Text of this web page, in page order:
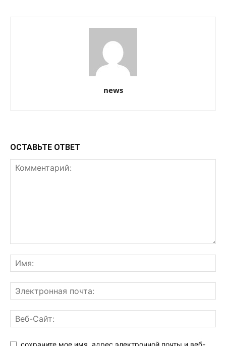
news
ОСТАВЬТЕ ОТВЕТ
сохраните мое имя, адрес электронной почты и веб-